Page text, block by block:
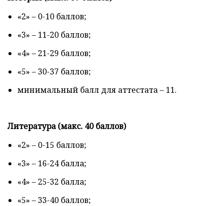
«2» – 0-10 баллов;
«3» – 11-20 баллов;
«4» – 21-29 баллов;
«5» – 30-37 баллов;
минимальный балл для аттестата – 11.
Литература (макс. 40 баллов)
«2» – 0-15 баллов;
«3» – 16-24 балла;
«4» – 25-32 балла;
«5» – 33-40 баллов;